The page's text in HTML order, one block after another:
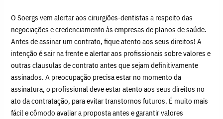
O Soergs vem alertar aos cirurgiões-dentistas a respeito das
negociações e credenciamento às empresas de planos de saúde.
Antes de assinar um contrato, fique atento aos seus direitos! A
intenção é sair na frente e alertar aos profissionais sobre valores e
outras clausulas de contrato antes que sejam definitivamente
assinados. A preocupação precisa estar no momento da
assinatura, o profissional deve estar atento aos seus direitos no
ato da contratação, para evitar transtornos futuros. É muito mais
fácil e cômodo avaliar a proposta antes e garantir valores